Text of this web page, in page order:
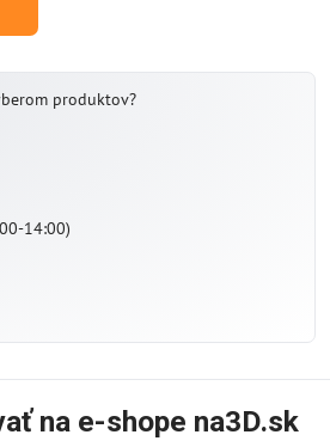
produktov?
14:00)
na e-shope na3D.sk